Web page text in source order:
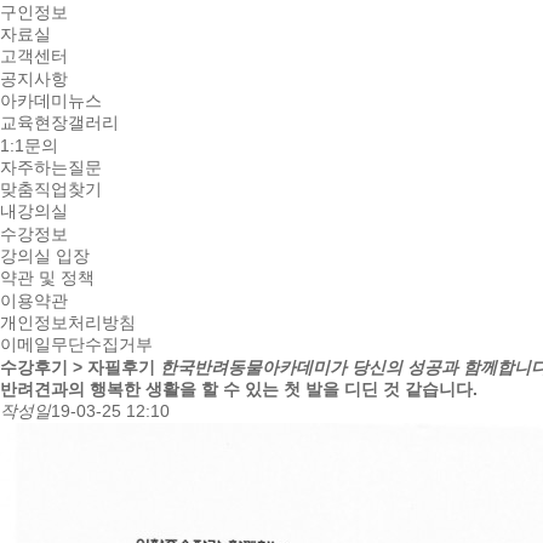
구인정보
자료실
고객센터
공지사항
아카데미뉴스
교육현장갤러리
1:1문의
자주하는질문
맞춤직업찾기
내강의실
수강정보
강의실 입장
약관 및 정책
이용약관
개인정보처리방침
이메일무단수집거부
수강후기 > 자필후기 한국반려동물아카데미가 당신의 성공과 함께합니
반려견과의 행복한 생활을 할 수 있는 첫 발을 디딘 것 같습니다.
작성일19-03-25 12:10